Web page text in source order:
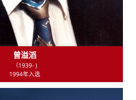
曾溢滔
（1939- )
1994年入选